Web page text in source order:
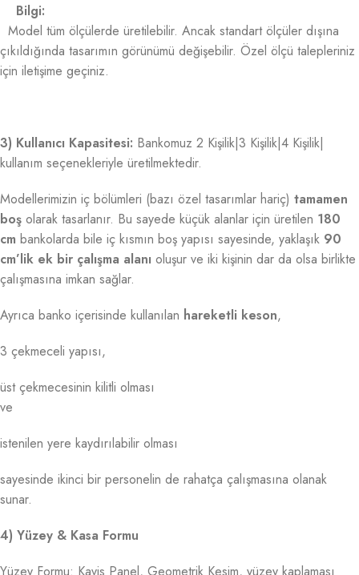
Bilgi:
Model tüm ölçülerde üretilebilir. Ancak standart ölçüler dışına
çıkıldığında tasarımın görünümü değişebilir. Özel ölçü talepleriniz
için iletişime geçiniz.
3) Kullanıcı Kapasitesi: Bankomuz 2 Kişilik|3 Kişilik|4 Kişilik|
kullanım seçenekleriyle üretilmektedir.
Modellerimizin iç bölümleri (bazı özel tasarımlar hariç) tamamen
boş olarak tasarlanır. Bu sayede küçük alanlar için üretilen 180
cm bankolarda bile iç kısmın boş yapısı sayesinde, yaklaşık 90
cm’lik ek bir çalışma alanı oluşur ve iki kişinin dar da olsa birlikte
çalışmasına imkan sağlar.
Ayrıca banko içerisinde kullanılan hareketli keson,
3 çekmeceli yapısı,
üst çekmecesinin kilitli olması
ve
istenilen yere kaydırılabilir olması
sayesinde ikinci bir personelin de rahatça çalışmasına olanak
sunar.
4) Yüzey & Kasa Formu
Yüzey Formu: Kavis Panel, Geometrik Kesim, yüzey kaplaması